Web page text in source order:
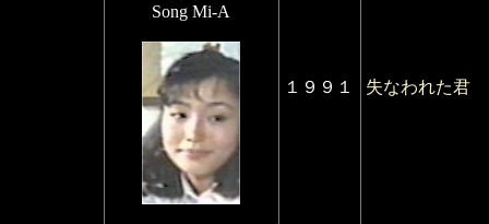
Song Mi-A
１９９１ 失なわれた君